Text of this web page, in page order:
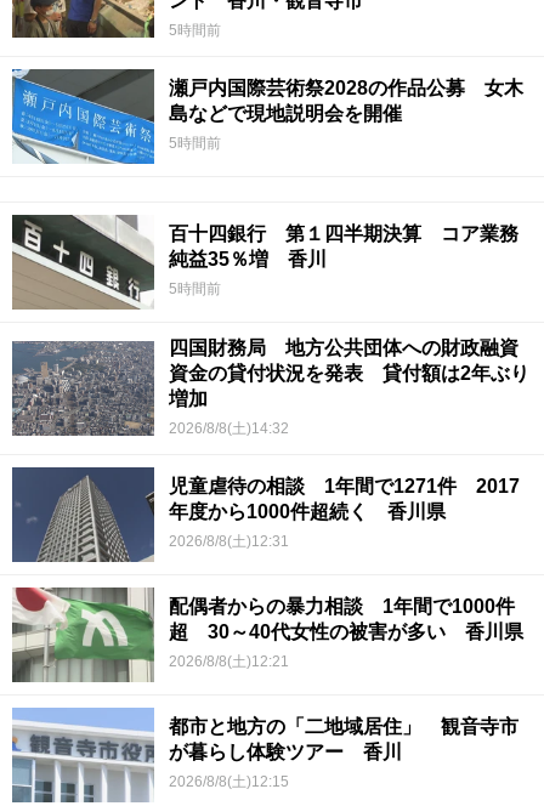
5時間前
瀬戸内国際芸術祭2028の作品公募 女木
島などで現地説明会を開催
5時間前
百十四銀行 第１四半期決算 コア業務
純益35％増 香川
5時間前
四国財務局 地方公共団体への財政融資
資金の貸付状況を発表 貸付額は2年ぶり
増加
2026/8/8(土)14:32
児童虐待の相談 1年間で1271件 2017
年度から1000件超続く 香川県
2026/8/8(土)12:31
配偶者からの暴力相談 1年間で1000件
超 30～40代女性の被害が多い 香川県
2026/8/8(土)12:21
都市と地方の「二地域居住」 観音寺市
が暮らし体験ツアー 香川
2026/8/8(土)12:15